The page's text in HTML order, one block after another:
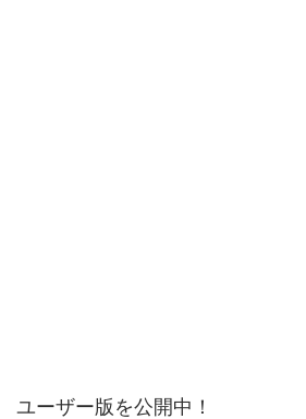
ユーザー版を公開中！